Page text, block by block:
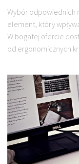
Wybór odpowiednich
element, który
W bogatej ofercie
od ergonomicznych